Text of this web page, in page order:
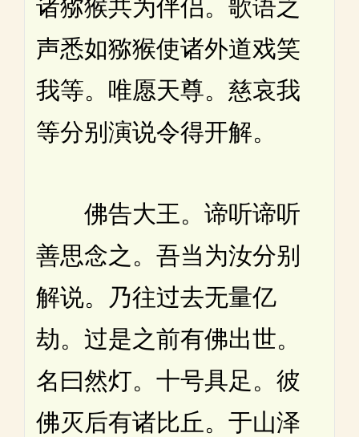
诸猕猴共为伴侣。歌语之
声悉如猕猴使诸外道戏笑
我等。唯愿天尊。慈哀我
等分别演说令得开解。
佛告大王。谛听谛听
善思念之。吾当为汝分别
解说。乃往过去无量亿
劫。过是之前有佛出世。
名曰然灯。十号具足。彼
佛灭后有诸比丘。于山泽